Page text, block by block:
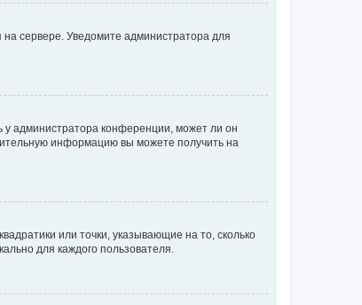
сервере. Уведомите администратора для
у администратора конференции, может ли он
информацию вы можете получить на
или точки, указывающие на то, сколько
для каждого пользователя.